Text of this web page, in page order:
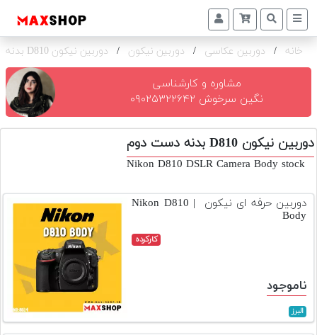
دوربین
و
تجهیزات
و
اکسسوری
دوم
اجاره
دوربین
و
تجهیزات
خانه / دوربین عکاسی / دوربین نیکون / دوربین نیکون D810 بدنه
مشاوره و کارشناسی
نگین سرخوش ۰۹۰۲۵۳۲۲۶۴۲
دوربین نیکون D810 بدنه دست دوم
Nikon D810 DSLR Camera Body stock
دوربین حرفه ای نیکون | Nikon D810
Body
کارکرده
ناموجود
البرز